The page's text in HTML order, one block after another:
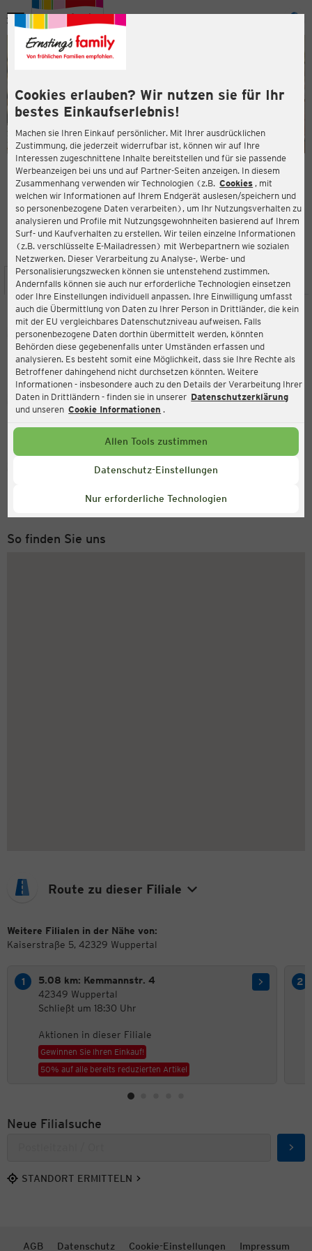
Cookies erlauben? Wir nutzen sie für Ihr
bestes Einkaufserlebnis!
Machen sie Ihren Einkauf persönlicher. Mit Ihrer ausdrücklichen
Zustimmung, die jederzeit widerrufbar ist, können wir auf Ihre
Interessen zugeschnittene Inhalte bereitstellen und für sie passende
Werbeanzeigen bei uns und auf Partner-Seiten anzeigen. In diesem
Zusammenhang verwenden wir Technologien (z.B. Cookies , mit
welchen wir Informationen auf Ihrem Endgerät auslesen/speichern und
so personenbezogene Daten verarbeiten), um Ihr Nutzungsverhalten zu
analysieren und Profile mit Nutzungsgewohnheiten basierend auf Ihrem
Surf- und Kaufverhalten zu erstellen. Wir teilen einzelne Informationen
(z.B. verschlüsselte E-Mailadressen) mit Werbepartnern wie sozialen
Netzwerken. Dieser Verarbeitung zu Analyse-, Werbe- und
Personalisierungszwecken können sie untenstehend zustimmen.
Andernfalls können sie auch nur erforderliche Technologien einsetzen
oder Ihre Einstellungen individuell anpassen. Ihre Einwilligung umfasst
auch die Übermittlung von Daten zu Ihrer Person in Drittländer, die kein
mit der EU vergleichbares Datenschutzniveau aufweisen. Falls
personenbezogene Daten dorthin übermittelt werden, könnten
Behörden diese gegebenenfalls unter Umständen erfassen und
analysieren. Es besteht somit eine Möglichkeit, dass sie Ihre Rechte als
Betroffener dahingehend nicht durchsetzen könnten. Weitere
Informationen - insbesondere auch zu den Details der Verarbeitung Ihrer
Daten in Drittländern - finden sie in unserer Datenschutzerklärung
und unseren Cookie Informationen .
Allen Tools zustimmen
Datenschutz-Einstellungen
Nur erforderliche Technologien
Menü
ERNSTING'S FAMILY FILIALE
Kaiserstraße 5
42329 Wuppertal
5,0
Bewertung:
STANDORT SERVICES SORTIMENT AKTIONEN
Ernsting's family
Kaiserstraße 5, 42329 Wuppertal
Aktuell:
Geöffnet
Service Hotline
Montag bis Freitag 8-18 Uhr
So finden Sie uns
Route zu dieser Filiale
Weitere Filialen in der Nähe von:
Kaiserstraße 5, 42329 Wuppertal
5.08 km: Kemmannstr. 4
42349 Wuppertal
Schließt um 18:30 Uhr
Aktionen in dieser Filiale
Gewinnen Sie Ihren Einkauf!
50% auf alle bereits reduzierten Artikel
Neue Filialsuche
STANDORT ERMITTELN
AGB Datenschutz Cookie-Einstellungen Impressum